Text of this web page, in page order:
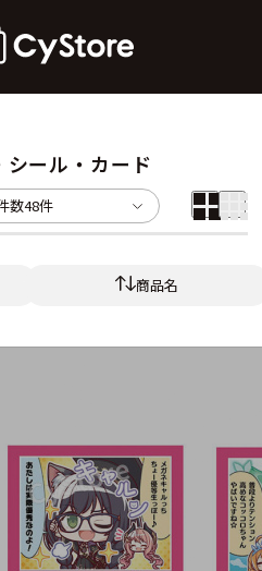
シール・カード
数48件
商品名